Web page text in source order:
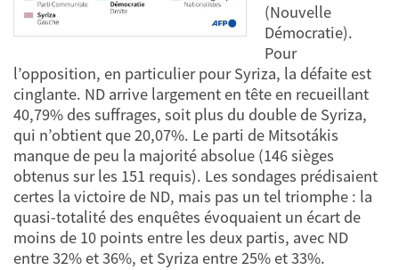
(Nouvelle
Démocratie).
Pour
l’opposition, en particulier pour Syriza, la défaite est
cinglante. ND arrive largement en tête en recueillant
40,79% des suffrages, soit plus du double de Syriza,
qui n’obtient que 20,07%. Le parti de Mitsotákis
manque de peu la majorité absolue (146 sièges
obtenus sur les 151 requis). Les sondages prédisaient
certes la victoire de ND, mais pas un tel triomphe : la
quasi-totalité des enquêtes évoquaient un écart de
moins de 10 points entre les deux partis, avec ND
entre 32% et 36%, et Syriza entre 25% et 33%.